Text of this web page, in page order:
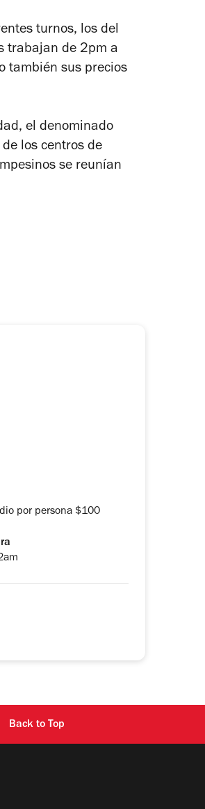
turnos, los del
trabajan de 2pm a
también sus precios
el denominado
los centros de
se reunían
por persona $100
Back to Top